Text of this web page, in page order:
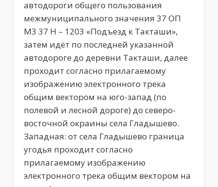
автодороги общего пользования
межмуниципального значения 37 ОП
М3 37 Н – 1203 «Подъезд к Такташи»,
затем идёт по последней указанной
автодороге до деревни Такташи, далее
проходит согласно прилагаемому
изображению электронного трека
общим вектором на юго-запад (по
полевой и лесной дороге) до северо-
восточной окраины села Гладышево.
Западная: от села Гладышево граница
угодья проходит согласно
прилагаемому изображению
электронного трека общим вектором на